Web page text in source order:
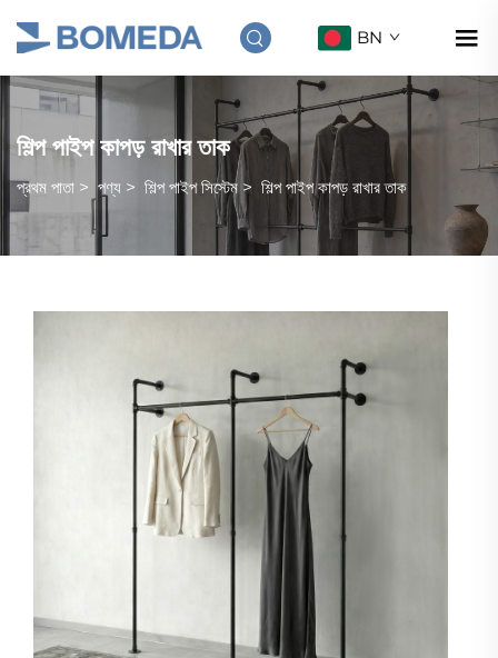
BN
শিল্প পাইপ কাপড় রাখার তাক
প্রথম পাতা > পণ্য > শিল্প পাইপ সিস্টেম > শিল্প পাইপ কাপড় রাখার তাক